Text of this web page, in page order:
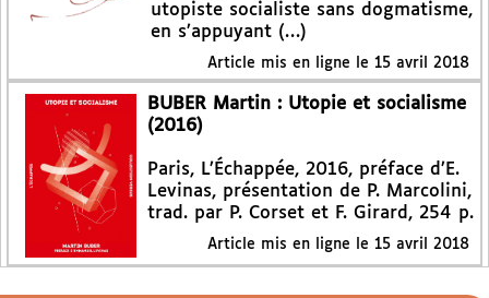
utopiste socialiste sans dogmatisme,
en s’appuyant (…)
Article mis en ligne le 15 avril 2018
BUBER Martin : Utopie et socialisme
(2016)
Paris, L’Échappée, 2016, préface d’E.
Levinas, présentation de P. Marcolini,
trad. par P. Corset et F. Girard, 254 p.
Article mis en ligne le 15 avril 2018